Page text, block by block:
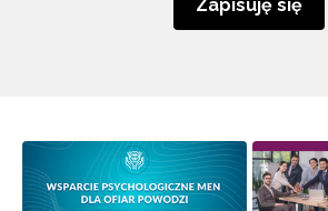
Zapisuję się